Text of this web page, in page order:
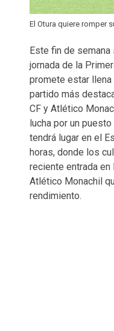
El Otura quiere romper
Este fin de
jornada de la
promete estar
partido más
CF y Atlético
lucha por un
tendrá lugar en el
horas, donde los
reciente entrada
Atlético Monachil
rendimiento.